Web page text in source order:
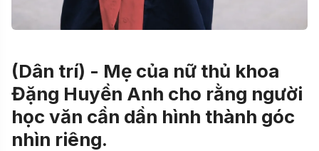
(Dân trí) - Mẹ của nữ thủ khoa
Đặng Huyền Anh cho rằng người
học văn cần dần hình thành góc
nhìn riêng.